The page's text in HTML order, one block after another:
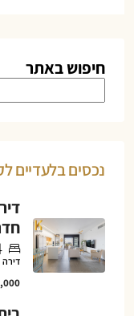
חיפוש באתר
נכסים בלעדיים
דירה